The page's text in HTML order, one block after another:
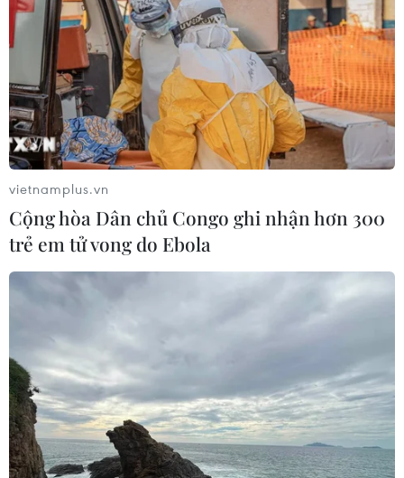
vietnamplus.vn
Cộng hòa Dân chủ Congo ghi nhận hơn 300
trẻ em tử vong do Ebola